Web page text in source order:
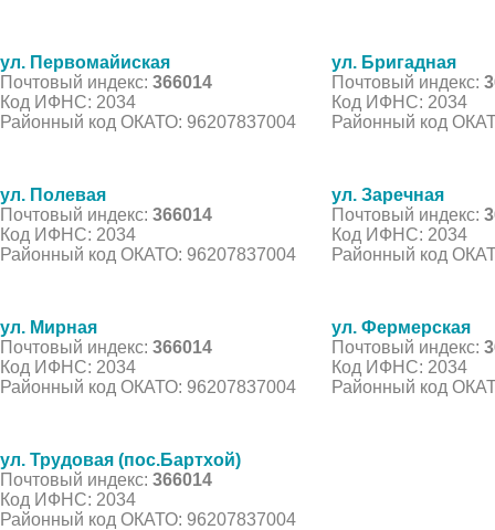
ул. Первомайиская
Почтовый индекс: 366014
Код ИФНС: 2034
Районный код ОКАТО: 96207837004
ул. Бригадная
Почтовый индекс:
Код ИФНС: 2034
Районный код
ул. Полевая
Почтовый индекс: 366014
Код ИФНС: 2034
Районный код ОКАТО: 96207837004
ул. Заречная
Почтовый индекс:
Код ИФНС: 2034
Районный код
ул. Мирная
Почтовый индекс: 366014
Код ИФНС: 2034
Районный код ОКАТО: 96207837004
ул. Фермерская
Почтовый индекс:
Код ИФНС: 2034
Районный код
ул. Трудовая (пос.Бартхой)
Почтовый индекс: 366014
Код ИФНС: 2034
Районный код ОКАТО: 96207837004